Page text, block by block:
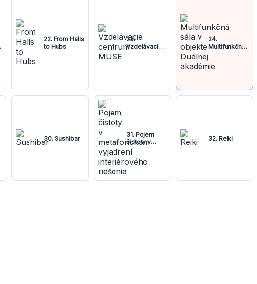
22. From Halls
to Hubs
23.
Vzdelávacie
24.
Multifunkčná
sála v
objekte
Duálnej
30. Sushibar
31. Pojem
čistoty v
metaforickom
vyjadrení
interiérového
riešenia
32. Reiki